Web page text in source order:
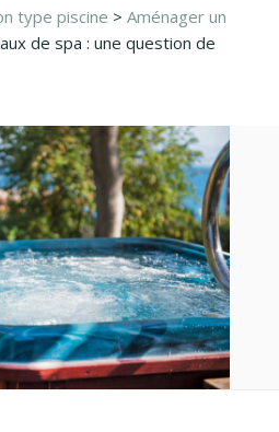
type piscine > Aménager un
de spa : une question de